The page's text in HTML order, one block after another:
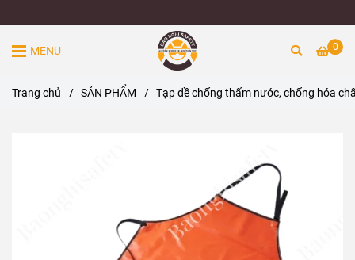
0
MENU
Trang chủ / SẢN PHẨM / Tạp dề chống thấm nước, chống hóa